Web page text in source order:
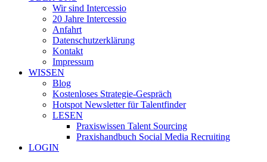
Wir sind Intercessio
20 Jahre Intercessio
Anfahrt
Datenschutzerklärung
Kontakt
Impressum
WISSEN
Blog
Kostenloses Strategie-Gespräch
Hotspot Newsletter für Talentfinder
LESEN
Praxiswissen Talent Sourcing
Praxishandbuch Social Media Recruiting
LOGIN